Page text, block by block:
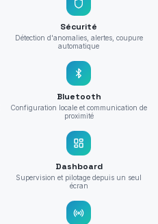
Sécurité
Détection d'anomalies, alertes, coupure
automatique
Bluetooth
Configuration locale et communication de
proximité
Dashboard
Supervision et pilotage depuis un seul
écran